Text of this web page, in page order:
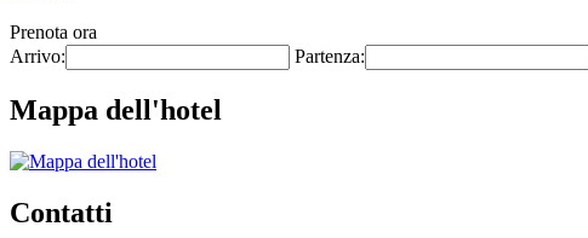
Prenota ora
Arrivo:
Partenza:
Mappa dell'hotel
Contatti